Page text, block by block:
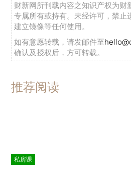
财新网所刊载内容之知识产权为财
专属所有或持有。未经许可，禁止
建立镜像等任何使用。
如有意愿转载，请发邮件至
确认及授权后，方可转载。
推荐阅读
私房课